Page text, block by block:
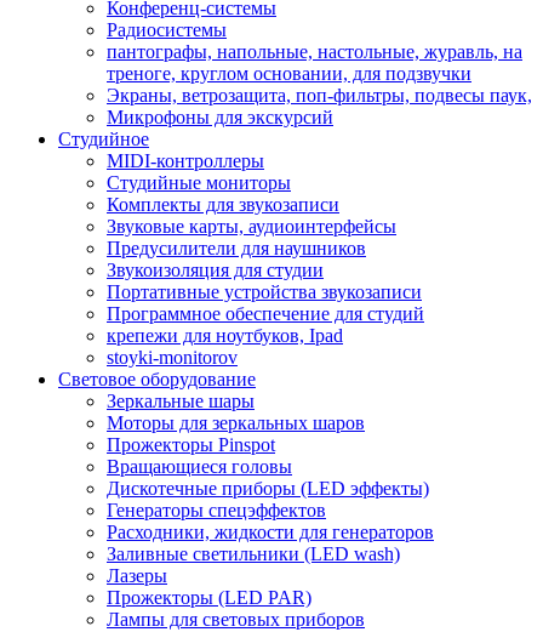
Конференц-системы
Радиосистемы
пантографы, напольные, настольные, журавль, на
треноге, круглом основании, для подзвучки
Экраны, ветрозащита, поп-фильтры, подвесы паук,
Микрофоны для экскурсий
Студийное
MIDI-контроллеры
Студийные мониторы
Комплекты для звукозаписи
Звуковые карты, аудиоинтерфейсы
Предусилители для наушников
Звукоизоляция для студии
Портативные устройства звукозаписи
Программное обеспечение для студий
крепежи для ноутбуков, Ipad
stoyki-monitorov
Световое оборудование
Зеркальные шары
Моторы для зеркальных шаров
Прожекторы Pinspot
Вращающиеся головы
Дискотечные приборы (LED эффекты)
Генераторы спецэффектов
Расходники, жидкости для генераторов
Заливные светильники (LED wash)
Лазеры
Прожекторы (LED PAR)
Лампы для световых приборов